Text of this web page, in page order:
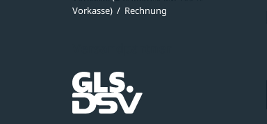
Vorkasse) / Rechnung